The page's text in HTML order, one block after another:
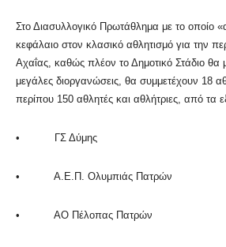
Στο Διασυλλογικό Πρωτάθλημα με το οποίο
κεφάλαιο στον κλασικό αθλητισμό για την
Αχαΐας, καθώς πλέον το Δημοτικό Στάδιο θα
μεγάλες διοργανώσεις, θα συμμετέχουν 18
περίπου 150 αθλητές και αθλήτριες, από τα
• ΓΣ Δύμης
• Α.Ε.Π. Ολυμπιάς Πατρών
• ΑΟ Πέλοπας Πατρών